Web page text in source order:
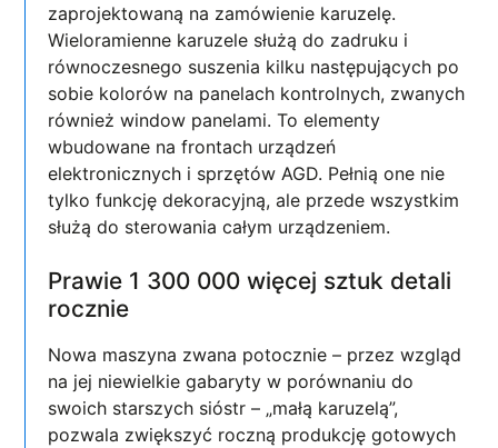
zaprojektowaną na zamówienie karuzelę.
Wieloramienne karuzele służą do zadruku i
równoczesnego suszenia kilku następujących po
sobie kolorów na panelach kontrolnych, zwanych
również window panelami. To elementy
wbudowane na frontach urządzeń
elektronicznych i sprzętów AGD. Pełnią one nie
tylko funkcję dekoracyjną, ale przede wszystkim
służą do sterowania całym urządzeniem.
Prawie 1 300 000 więcej sztuk detali
rocznie
Nowa maszyna zwana potocznie – przez wzgląd
na jej niewielkie gabaryty w porównaniu do
swoich starszych sióstr – „małą karuzelą”,
pozwala zwiększyć roczną produkcję gotowych